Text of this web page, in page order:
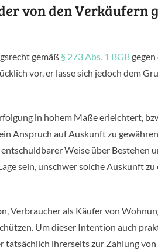
von den Verkäufern
gemäß § 273 Abs. 1 BGB
vor, er lasse sich jedoch dem
in hohem Maße erleichtert,
Anspruch auf Auskunft zu
Weise über Bestehen
sein, unschwer solche Auskunft
Verbraucher als Käufer von
Um dieser Intention auch
tatsächlich ihrerseits zur Zahlung